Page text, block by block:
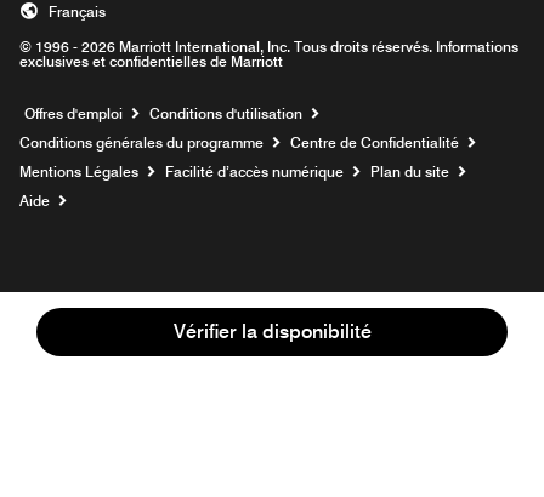
Vérifier la disponibilité
© 1996 - 2026 Marriott International, Inc. Tous droits réservés. Informations
exclusives et confidentielles de Marriott
Français
Offres d'emploi Ouvre une nouvelle fenêtre
Conditions d'utilisation
Conditions générales du programme
Centre de Confidentialité
Mentions Légales
Facilité d’accès numérique
Plan du site
Aide